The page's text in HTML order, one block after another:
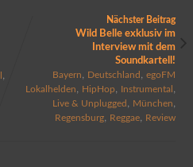
Nächster Beitrag
Wild Belle exklusiv im
Interview mit dem
Soundkartell!
Bayern Deutschland ,egoFM
Lokalhelden
HipHop Instrumental
Live & Unplugged München
Regensburg Reggae Review